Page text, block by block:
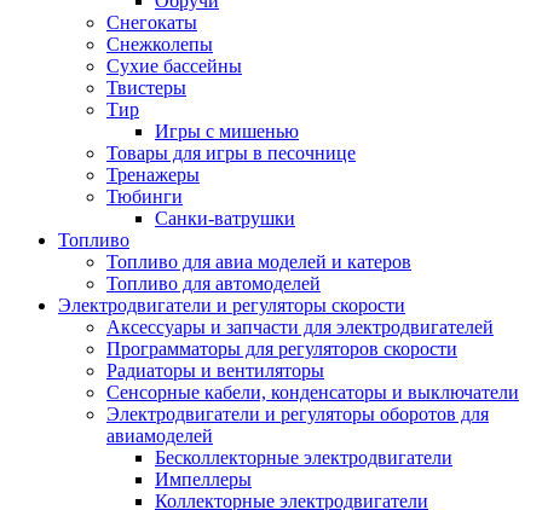
Снегокаты
Снежколепы
Сухие бассейны
Твистеры
Тир
Игры с мишенью
Товары для игры в песочнице
Тренажеры
Тюбинги
Санки-ватрушки
Топливо
Топливо для авиа моделей и катеров
Топливо для автомоделей
Электродвигатели и регуляторы скорости
Аксессуары и запчасти для электродвигателей
Программаторы для регуляторов скорости
Радиаторы и вентиляторы
Сенсорные кабели, конденсаторы и выключатели
Электродвигатели и регуляторы оборотов для
авиамоделей
Бесколлекторные электродвигатели
Импеллеры
Коллекторные электродвигатели